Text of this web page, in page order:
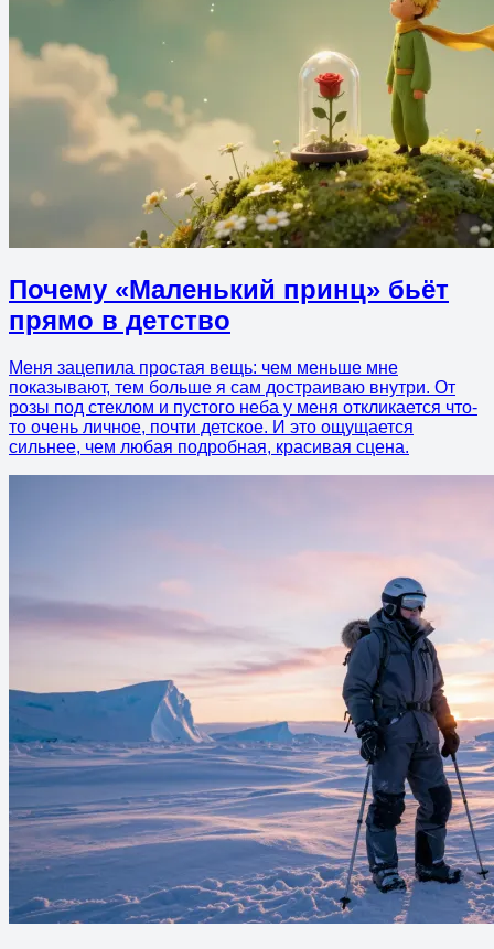
Почему «Маленький принц» бьёт
прямо в детство
Меня зацепила простая вещь: чем меньше мне
показывают, тем больше я сам достраиваю внутри. От
розы под стеклом и пустого неба у меня откликается что-
то очень личное, почти детское. И это ощущается
сильнее, чем любая подробная, красивая сцена.